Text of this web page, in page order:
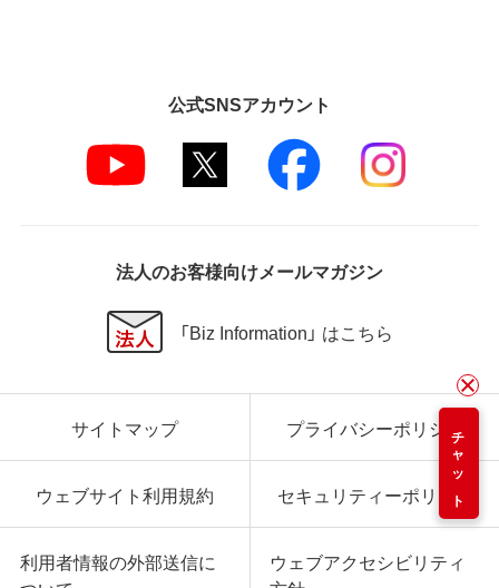
チャット
公式SNSアカウント
法人のお客様向けメールマガジン
「Biz Information」 はこちら
サイトマップ プライバシーポリシー
ウェブサイト利用規約 セキュリティーポリシー
利用者情報の外部送信に
ウェブアクセシビリティ